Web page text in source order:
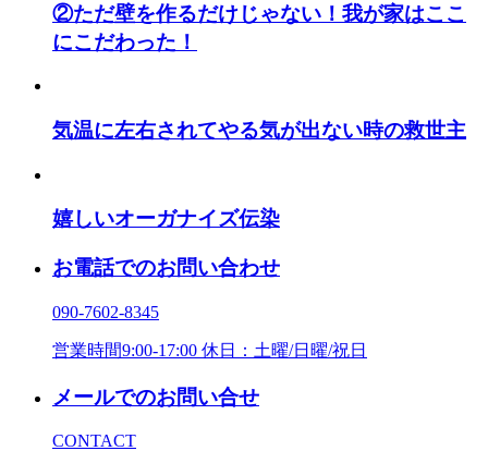
②ただ壁を作るだけじゃない！我が家はここ
にこだわった！
気温に左右されてやる気が出ない時の救世主
嬉しいオーガナイズ伝染
お電話でのお問い合わせ
090-7602-8345
営業時間9:00-17:00 休日：土曜/日曜/祝日
メールでのお問い合せ
CONTACT